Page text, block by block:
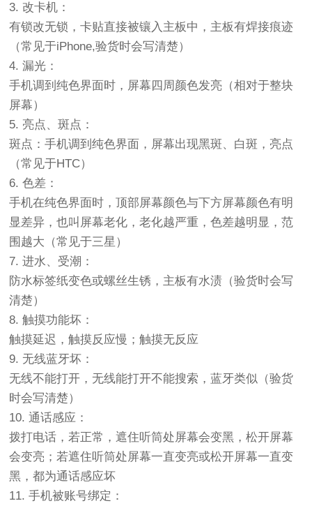
3. 改卡机：
有锁改无锁，卡贴直接被镶入主板中，主板有焊接痕迹
（常见于iPhone,验货时会写清楚）
4. 漏光：
手机调到纯色界面时，屏幕四周颜色发亮（相对于整块
屏幕）
5. 亮点、斑点：
斑点：手机调到纯色界面，屏幕出现黑斑、白斑，亮点
（常见于HTC）
6. 色差：
手机在纯色界面时，顶部屏幕颜色与下方屏幕颜色有明
显差异，也叫屏幕老化，老化越严重，色差越明显，范
围越大（常见于三星）
7. 进水、受潮：
防水标签纸变色或螺丝生锈，主板有水渍（验货时会写
清楚）
8. 触摸功能坏：
触摸延迟，触摸反应慢；触摸无反应
9. 无线蓝牙坏：
无线不能打开，无线能打开不能搜索，蓝牙类似（验货
时会写清楚）
10. 通话感应：
拨打电话，若正常，遮住听筒处屏幕会变黑，松开屏幕
会变亮；若遮住听筒处屏幕一直变亮或松开屏幕一直变
黑，都为通话感应坏
11. 手机被账号绑定：